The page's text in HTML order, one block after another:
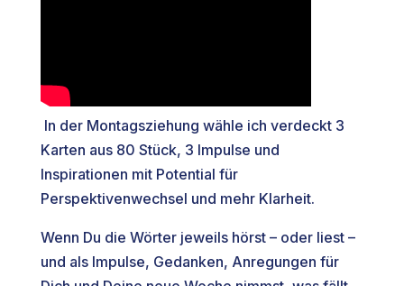
In der Montagsziehung wähle ich verdeckt 3
Karten aus 80 Stück, 3 Impulse und
Inspirationen mit Potential für
Perspektivenwechsel und mehr Klarheit.
Wenn Du die Wörter jeweils hörst – oder liest –
und als Impulse, Gedanken, Anregungen für